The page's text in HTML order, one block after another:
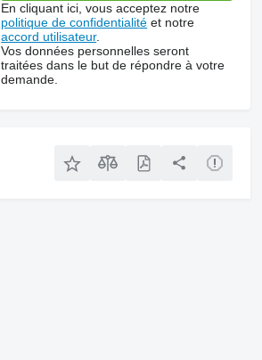
En cliquant ici, vous acceptez notre
politique de confidentialité et notre
accord utilisateur.
Vos données personnelles seront
traitées dans le but de répondre à votre
demande.